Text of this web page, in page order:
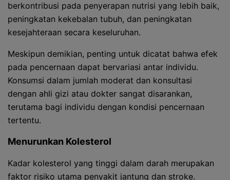
berkontribusi pada penyerapan nutrisi yang lebih baik,
peningkatan kekebalan tubuh, dan peningkatan
kesejahteraan secara keseluruhan.
Meskipun demikian, penting untuk dicatat bahwa efek
pada pencernaan dapat bervariasi antar individu.
Konsumsi dalam jumlah moderat dan konsultasi
dengan ahli gizi atau dokter sangat disarankan,
terutama bagi individu dengan kondisi pencernaan
tertentu.
Menurunkan Kolesterol
Kadar kolesterol yang tinggi dalam darah merupakan
faktor risiko utama penyakit jantung dan stroke.